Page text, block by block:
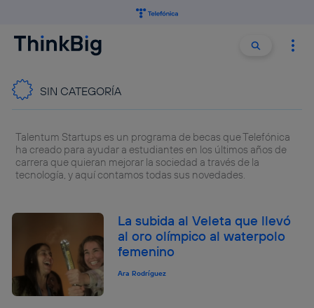
Buscar
SIN CATEGORÍA
Talentum Startups es un programa de becas que Telefónica
ha creado para ayudar a estudiantes en los últimos años de
carrera que quieran mejorar la sociedad a través de la
tecnología, y aquí contamos todas sus novedades.
La subida al Veleta que llevó
al oro olímpico al waterpolo
femenino
Ara Rodríguez